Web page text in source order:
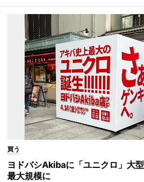
買う
ヨドバシAkibaに「ユニクロ」大
最大規模に